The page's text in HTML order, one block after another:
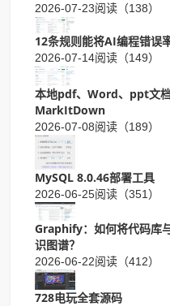
2026-07-23阅读（138）
12条规则能将AI编程错误
2026-07-14阅读（149）
本地pdf、Word、ppt文
MarkItDown
2026-07-08阅读（189）
MySQL 8.0.46部署工具
2026-06-25阅读（351）
Graphify：如何将代码库
识图谱？
2026-06-22阅读（412）
728电玩全套源码